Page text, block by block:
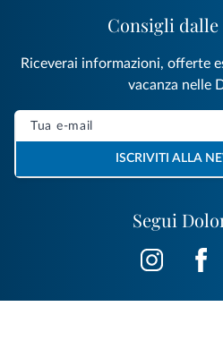
Segui
Consigli
Riceverai informazioni, offerte
vacanza nelle
ISCRIVITI ALLA